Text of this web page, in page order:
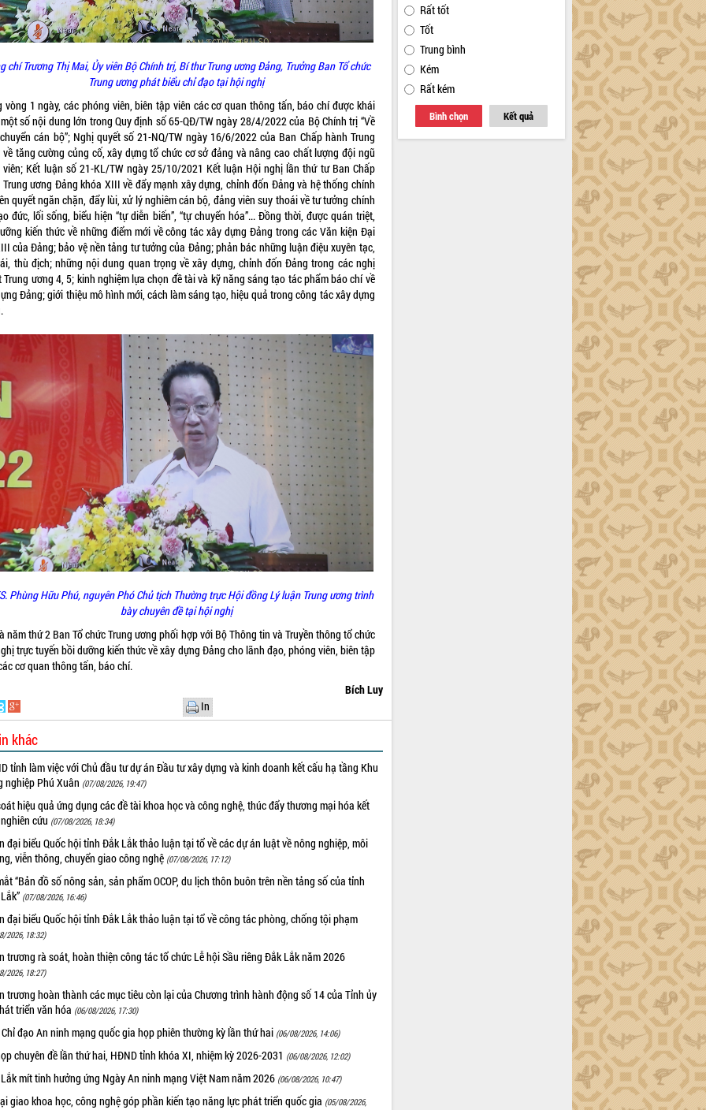
chíTrương Thị Mai, Ủy viên Bộ Chính trị, Bí thư Trung ương Đảng, Trưởng Ban Tổ chức
Trung ương phát biểu chỉ đạo tại hội nghị
vòng 1 ngày, các phóng viên, biên tập viên các cơ quan thông tấn, báo chí được khái
số nội dung lớn trong Quy định số 65-QĐ/TW ngày 28/4/2022 của Bộ Chính trị “Về
cán bộ”; Nghị quyết số 21-NQ/TW ngày 16/6/2022 của Ban Chấp hành Trung
về tăng cường củng cố, xây dựng tổ chức cơ sở đảng và nâng cao chất lượng đội ngũ
viên; Kết luận số 21-KL/TW ngày 25/10/2021 Kết luận Hội nghị lần thứ tư Ban Chấp
ương Đảng khóa XIII về đẩy mạnh xây dựng, chỉnh đốn Đảng và hệ thống chính
quyết ngăn chặn, đẩy lùi, xử lý nghiêm cán bộ, đảng viên suy thoái về tư tưởng chính
đức, lối sống, biểu hiện “tự diễn biến”, “tự chuyển hóa”... Đồng thời, được quán triệt,
kiến thức về những điểm mới về công tác xây dựng Đảng trong các Văn kiện Đại
của Đảng; bảo vệ nền tảng tư tưởng của Đảng; phản bác những luận điệu xuyên tạc,
thù địch; những nội dung quan trọng về xây dựng, chỉnh đốn Đảng trong các nghị
Trung ương 4, 5; kinh nghiệm lựa chọn đề tài và kỹ năng sáng tạo tác phẩm báo chí về
Đảng; giới thiệu mô hình mới, cách làm sáng tạo, hiệu quả trong công tác xây dựng
Phùng Hữu Phú, nguyên Phó Chủ tịch Thường trực Hội đồng Lý luận Trung ương trình
bày chuyên đề tại hội nghị
năm thứ 2 Ban Tổ chức Trung ương phối hợp với Bộ Thông tin và Truyền thông tổ chức
trực tuyến bồi dưỡng kiến thức về xây dựng Đảng cho lãnh đạo, phóng viên, biên tập
cơ quan thông tấn, báo chí.
Bích Luy
In
khác
tỉnh làm việc với Chủ đầu tư dự án Đầu tư xây dựng và kinh doanh kết cấu hạ tầng Khu
nghiệp Phú Xuân (07/08/2026, 19:47)
hiệu quả ứng dụng các đề tài khoa học và công nghệ, thúc đẩy thương mại hóa kết
cứu (07/08/2026, 18:34)
đại biểu Quốc hội tỉnh Đắk Lắk thảo luận tại tổ về các dự án luật về nông nghiệp, môi
viễn thông, chuyển giao công nghệ (07/08/2026, 17:12)
“Bản đồ số nông sản, sản phẩm OCOP, du lịch thôn buôn trên nền tảng số của tỉnh
(07/08/2026, 16:46)
đại biểu Quốc hội tỉnh Đắk Lắk thảo luận tại tổ về công tác phòng, chống tội phạm
2026, 18:32)
trương rà soát, hoàn thiện công tác tổ chức Lễ hội Sầu riêng Đắk Lắk năm 2026
2026, 18:27)
trương hoàn thành các mục tiêu còn lại của Chương trình hành động số 14 của Tỉnh ủy
triển văn hóa (06/08/2026, 17:30)
đạo An ninh mạng quốc gia họp phiên thường kỳ lần thứ hai (06/08/2026, 14:06)
chuyên đề lần thứ hai, HĐND tỉnh khóa XI, nhiệm kỳ 2026-2031 (06/08/2026, 12:02)
mít tinh hưởng ứng Ngày An ninh mạng Việt Nam năm 2026 (06/08/2026, 10:47)
giao khoa học, công nghệ góp phần kiến tạo năng lực phát triển quốc gia (05/08/2026,
Rất tốt
Tốt
Trung bình
Kém
Rất kém
Bình chọn Kết quả